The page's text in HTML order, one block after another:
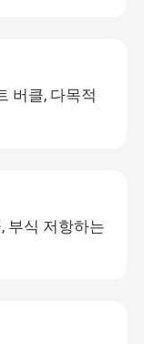
버클, 다목적
부식 저항하는